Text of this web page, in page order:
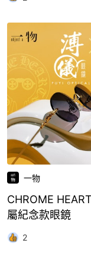
一物
CHROME
屬紀念款眼鏡
2